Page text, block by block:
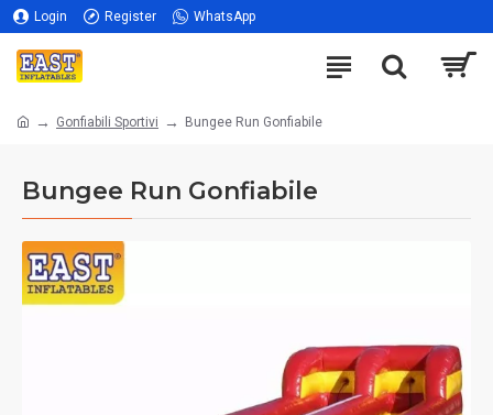
Login Register WhatsApp
Gonfiabili Sportivi Bungee Run Gonfiabile
Bungee Run Gonfiabile